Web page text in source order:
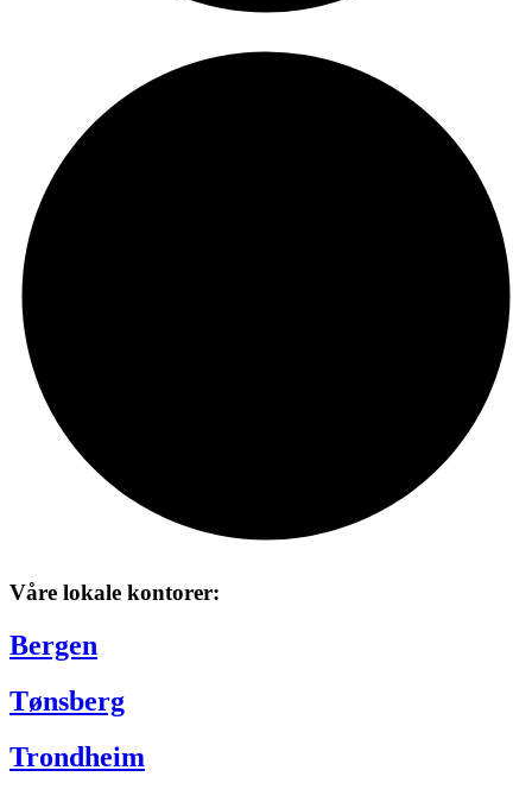
Våre lokale kontorer:
Bergen
Tønsberg
Trondheim